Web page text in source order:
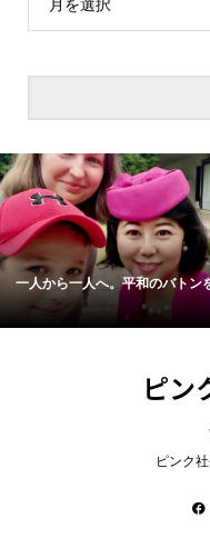
月を選択
一人から一人へ。平和のバトン
ピン
ピンク